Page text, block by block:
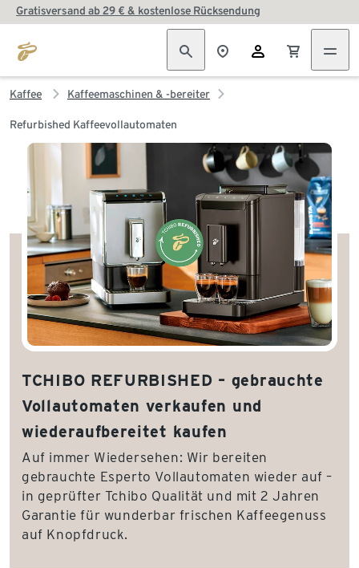
Gratisversand ab 29 € & kostenlose Rücksendung
Kaffee Kaffeemaschinen & -bereiter
Refurbished Kaffeevollautomaten
TCHIBO REFURBISHED – gebrauchte
Vollautomaten verkaufen und
wiederaufbereitet kaufen
Auf immer Wiedersehen: Wir bereiten
gebrauchte Esperto Vollautomaten wieder auf –
in geprüfter Tchibo Qualität und mit 2 Jahren
Garantie für wunderbar frischen Kaffeegenuss
auf Knopfdruck.